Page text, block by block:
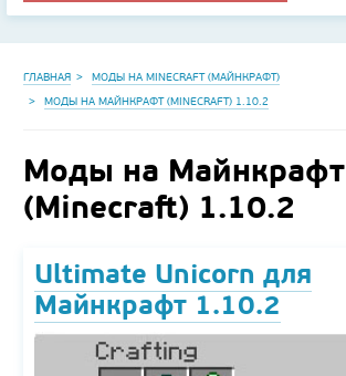
ГЛАВНАЯ
МОДЫ НА MINECRAFT (МАЙНКРАФТ)
МОДЫ НА МАЙНКРАФТ (MINECRAFT) 1.10.2
Моды на Майнкрафт
(Minecraft) 1.10.2
Ultimate Unicorn для
Майнкрафт 1.10.2